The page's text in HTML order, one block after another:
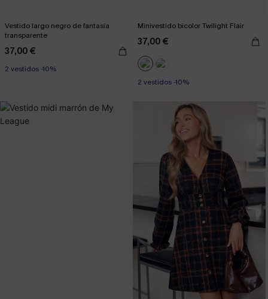
Vestido largo negro de fantasía
transparente
37,00 €
2 vestidos -10%
Minivestido bicolor Twilight Flair
37,00 €
2 vestidos -10%